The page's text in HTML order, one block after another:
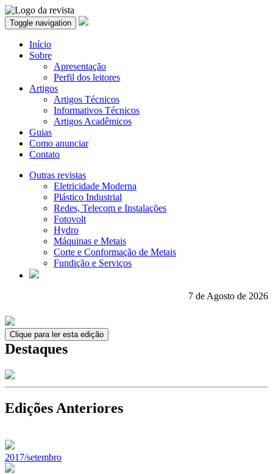
Toggle navigation
Início
Sobre
Apresentação
Perfil dos leitores
Artigos
Artigos Técnicos
Informativos Técnicos
Artigos Acadêmicos
Guias
Como anunciar
Contato
Outras revistas
Eletricidade Moderna
Plástico Industrial
Redes, Telecom e Instalações
Fotovolt
Hydro
Máquinas e Metais
Corte e Conformação de Metais
Fundição e Serviços
7 de Agosto de 2026
Clique para ler esta edição
Destaques
Edições Anteriores
2017/setembro